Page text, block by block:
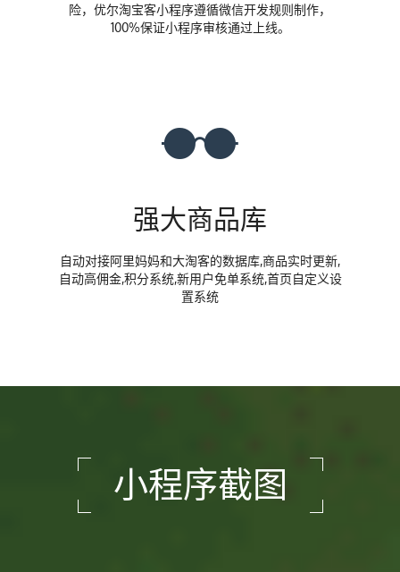
险，优尔淘宝客小程序遵循微信开发规则制作，
100%保证小程序审核通过上线。
强大商品库
自动对接阿里妈妈和大淘客的数据库,商品实时更新,
自动高佣金,积分系统,新用户免单系统,首页自定义设
置系统
小程序截图